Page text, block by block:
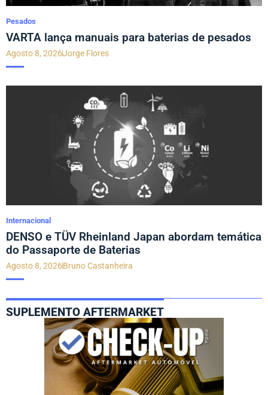
Pesados
VARTA lança manuais para baterias de pesados
Agosto 8, 2026Jorge Flores
Internacional
DENSO e TÜV Rheinland Japan abordam temática
do Passaporte de Baterias
Agosto 8, 2026Bruno Castanheira
SUPLEMENTO AFTERMARKET